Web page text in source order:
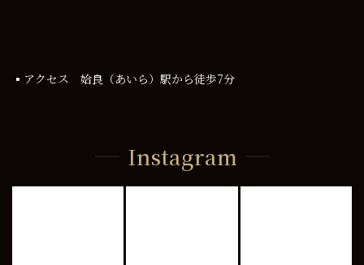
▪アクセス 姶良（あいら）駅から徒歩7分
Instagram